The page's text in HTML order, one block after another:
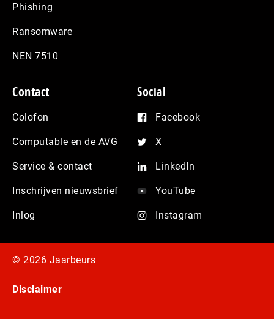
Phishing
Ransomware
NEN 7510
Contact
Colofon
Computable en de AVG
Service & contact
Inschrijven nieuwsbrief
Inlog
Social
Facebook
X
LinkedIn
YouTube
Instagram
© 2026 Jaarbeurs
Disclaimer